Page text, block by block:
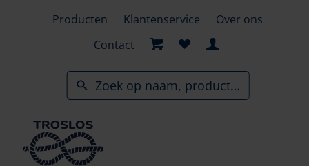
Producten Klantenservice
Over ons
Contact